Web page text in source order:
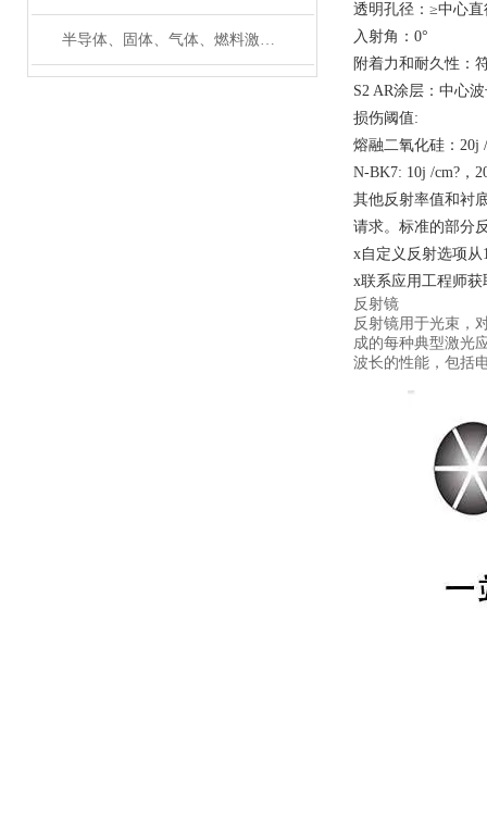
半导体、固体、气体、燃料激光器有哪些典型应用？
透明孔径：≥中心直
入射角：0°
附着力和耐久性：
S2 AR涂层：中心
损伤阈值:
熔融二氧化硅：20j
N-BK7: 10j /cm?，
其他反射率值和衬
请求。标准的部分
x自定义反射选项
x联系应用工程师获
反射镜
反射镜用于光束，
成的每种典型激光
波长的性能，包括